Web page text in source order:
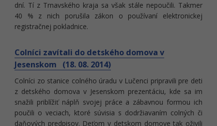
dní. Tí z Trnavského kraja sa však stále nepoučili. Takmer
40 % z nich porušila zákon o používaní elektronickej
registračnej pokladnice.
Colníci zavítali do detského domova v
Jesenskom (18. 08. 2014)
Colníci zo stanice colného úradu v Lučenci pripravili pre deti
z detského domova v Jesenskom prezentáciu, kde sa im
snažili priblížiť náplň svojej práce a zábavnou formou ich
poučili o veciach, ktoré súvisia s dodržiavaním colných či
daňových predpisov. Deťom v detskom domove tak oživili